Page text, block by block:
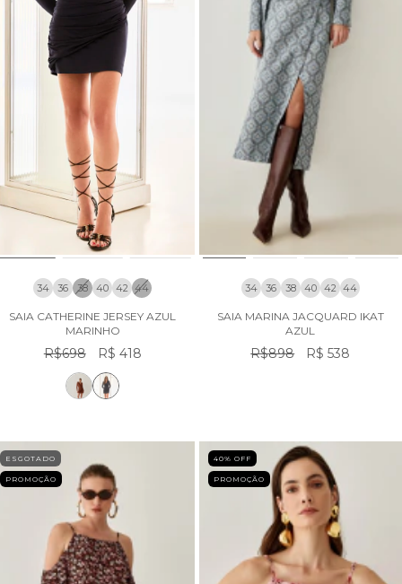
34 36 38 40 42 44
SAIA CATHERINE JERSEY AZUL
MARINHO
R$698 R$ 418
34 36 38 40 42 44
SAIA MARINA JACQUARD IKAT
AZUL
R$898 R$ 538
ESGOTADO
PROMOÇÃO
40% OFF
PROMOÇÃO